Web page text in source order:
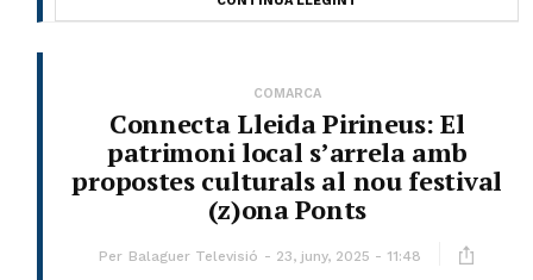
COMARCA
Connecta Lleida Pirineus: El
patrimoni local s’arrela amb
propostes culturals al nou festival
(z)ona Ponts
Per Balaguer Televisió 23, juny, 2025 - 11:48